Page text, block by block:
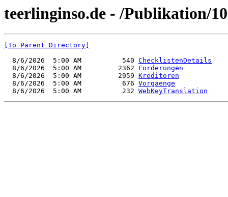
teerlinginso.de - /Publikation/
[To Parent Directory]
  8/6/2026  5:00 AM          540
ChecklistenDetails
  8/6/2026  5:00 AM         2362
Forderungen
  8/6/2026  5:00 AM         2959
Kreditoren
  8/6/2026  5:00 AM          676
Vorgaenge
  8/6/2026  5:00 AM          232
WebKeyTranslation